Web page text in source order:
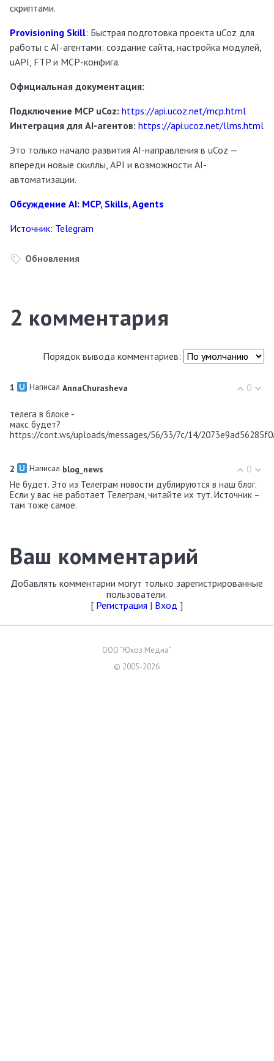
скриптами.
Provisioning Skill: Быстрая подготовка проекта uCoz для
работы с AI-агентами: создание сайта, настройка модулей,
uAPI, FTP и MCP-конфига.
Официальная документация:
Подключение MCP uCoz: https://api.ucoz.net/mcp.html
Интеграция для AI-агентов: https://api.ucoz.net/llms.html
Это только начало развития AI-направления в uCoz —
впереди новые скиллы, API и возможности AI-
автоматизации.
Обсуждение AI: MCP, Skills, Agents
Источник: Telegram
Обновления
2 комментария
Порядок вывода комментариев:
0
1 Написал AnnaChurasheva
телега в блоке -
макс будет?
https://cont.ws/uploads/messages/56/33/7c/14/
0
2 Написал blog_news
Не будет. Это из Телеграм новости дублируются в наш блог.
Если у вас не работает Телеграм, читайте их тут. Источник –
там тоже самое.
Ваш комментарий
Добавлять комментарии могут только зарегистрированные
пользователи.
[ Регистрация | Вход ]
ООО “Юкоз Медиа”
© 2005-2026